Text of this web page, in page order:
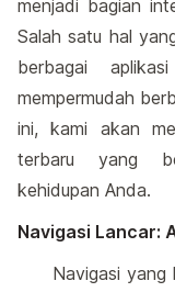
menjadi bagian
Salah satu hal
berbagai
mempermudah
ini, kami akan
terbaru yang
kehidupan Anda.
Navigasi Lancar:
Navigasi yang